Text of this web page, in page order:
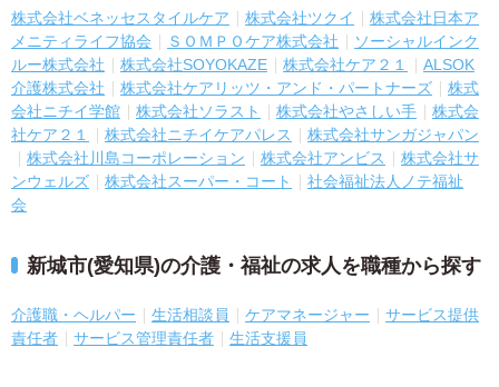
株式会社ベネッセスタイルケア 株式会社ツクイ
株式会社日本ア
メニティライフ協会
ＳＯＭＰＯケア株式会社
ソーシャルインク
ルー株式会社
株式会社SOYOKAZE 株式会社ケア２１
ALSOK
介護株式会社
株式会社ケアリッツ・アンド・パートナーズ
株式
会社ニチイ学館
株式会社ソラスト 株式会社やさしい手
株式会
社ケア２１
株式会社ニチイケアパレス
株式会社サンガジャパン
株式会社川島コーポレーション
株式会社アンビス
株式会社サ
ンウェルズ
株式会社スーパー・コート
社会福祉法人ノテ福祉
会
新城市(愛知県)の介護・福祉の求人を職種から探す
介護職・ヘルパー 生活相談員 ケアマネージャー
サービス提供
責任者
サービス管理責任者 生活支援員